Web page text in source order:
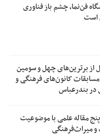
فن‌نما، چشم باز فناوری
است
از بر‌ترین‌های چهل و سومین
کانون‌های فرهنگی و
در بندرعباس
پنج مقاله علمی با موضوعیت
میراث‌فرهنگی